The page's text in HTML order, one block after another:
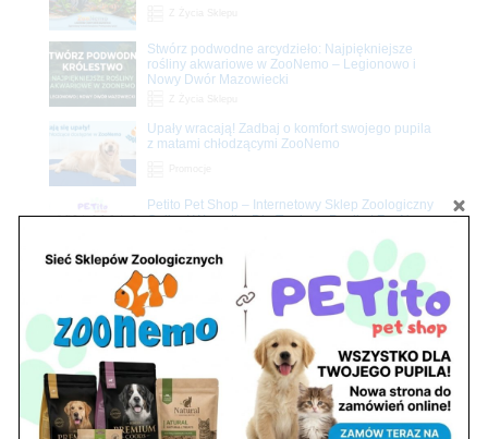
Stwórz podwodne arcydzieło: Najpiękniejsze
rośliny akwariowe w ZooNemo – Legionowo i
Nowy Dwór Mazowiecki
Upały wracają! Zadbaj o komfort swojego pupila
z matami chłodzącymi ZooNemo
Petito Pet Shop – Internetowy Sklep Zoologiczny
Online! Wszystko Dla Twojego Pupila | ZooNemo
Znajdź nas
Adres
05-120 Legionowo
ul. Piłsudskiego 31,
pawilon 134